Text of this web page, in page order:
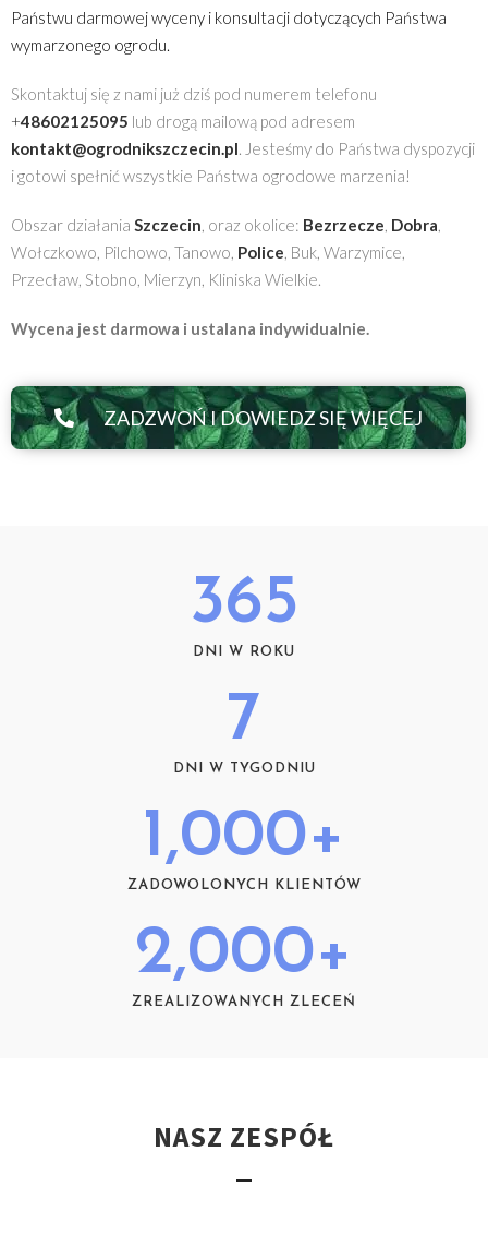
Państwu darmowej wyceny i konsultacji dotyczących Państwa
wymarzonego ogrodu.
Skontaktuj się z nami już dziś pod numerem telefonu
+48602125095 lub drogą mailową pod adresem
kontakt@ogrodnikszczecin.pl. Jesteśmy do Państwa dyspozycji
i gotowi spełnić wszystkie Państwa ogrodowe marzenia!
Obszar działania Szczecin, oraz okolice: Bezrzecze, Dobra,
Wołczkowo, Pilchowo, Tanowo, Police, Buk, Warzymice,
Przecław, Stobno, Mierzyn, Kliniska Wielkie.
Wycena jest darmowa i ustalana indywidualnie.
ZADZWOŃ I DOWIEDZ SIĘ WIĘCEJ
365
DNI W ROKU
7
DNI W TYGODNIU
1,000+
ZADOWOLONYCH KLIENTÓW
2,000+
ZREALIZOWANYCH ZLECEŃ
NASZ ZESPÓŁ